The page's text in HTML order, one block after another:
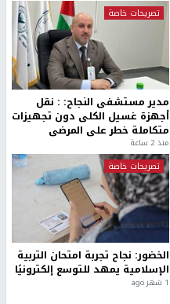
تصريحات خاصة
مدير مستشفى النجاح: : نقل
أجهزة غسيل الكلى دون تجهيزات
متكاملة خطر على المرضى
منذ 2 ساعة
تصريحات خاصة
الخضور: نجاح تجربة امتحان التربية
الإسلامية يمهد للتوسع إلكترونيًا
1 شهر ago